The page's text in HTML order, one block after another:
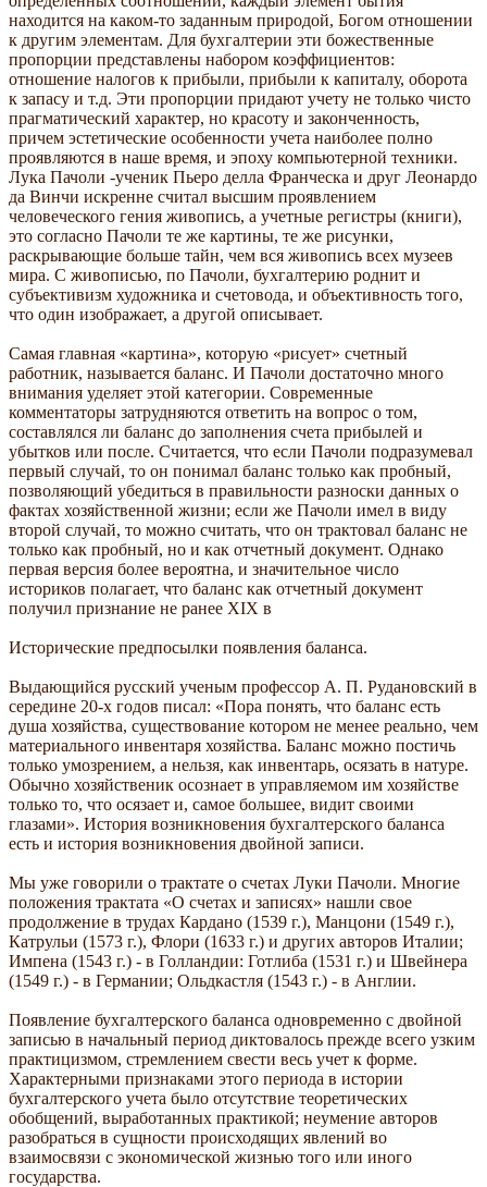
находится на каком-то заданным природой, Богом отношении
к другим элементам. Для бухгалтерии эти божественные
пропорции представлены набором коэффициентов:
отношение налогов к прибыли, прибыли к капиталу, оборота
к запасу и т.д. Эти пропорции придают учету не только чисто
прагматический характер, но красоту и законченность,
причем эстетические особенности учета наиболее полно
проявляются в наше время, и эпоху компьютерной техники.
Лука Пачоли -ученик Пьеро делла Франческа и друг Леонардо
да Винчи искренне считал высшим проявлением
человеческого гения живопись, а учетные регистры (книги),
это согласно Пачоли те же картины, те же рисунки,
раскрывающие больше тайн, чем вся живопись всех музеев
мира. С живописью, по Пачоли, бухгалтерию роднит и
субъективизм художника и счетовода, и объективность того,
что один изображает, а другой описывает.
Самая главная «картина», которую «рисует» счетный
работник, называется баланс. И Пачоли достаточно много
внимания уделяет этой категории. Современные
комментаторы затрудняются ответить на вопрос о том,
составлялся ли баланс до заполнения счета прибылей и
убытков или после. Считается, что если Пачоли подразумевал
первый случай, то он понимал баланс только как пробный,
позволяющий убедиться в правильности разноски данных о
фактах хозяйственной жизни; если же Пачоли имел в виду
второй случай, то можно считать, что он трактовал баланс не
только как пробный, но и как отчетный документ. Однако
первая версия более вероятна, и значительное число
историков полагает, что баланс как отчетный документ
получил признание не ранее XIX в
Исторические предпосылки появления баланса.
Выдающийся русский ученым профессор А. П. Рудановский в
середине 20-х годов писал: «Пора понять, что баланс есть
душа хозяйства, существование котором не менее реально, чем
материального инвентаря хозяйства. Баланс можно постичь
только умозрением, а нельзя, как инвентарь, осязать в натуре.
Обычно хозяйственик осознает в управляемом им хозяйстве
только то, что осязает и, самое большее, видит своими
глазами». История возникновения бухгалтерского баланса
есть и история возникновения двойной записи.
Мы уже говорили о трактате о счетах Луки Пачоли. Многие
положения трактата «О счетах и записях» нашли свое
продолжение в трудах Кардано (1539 г.), Манцони (1549 г.),
Катрульи (1573 г.), Флори (1633 г.) и других авторов Италии;
Импена (1543 г.) - в Голландии: Готлиба (1531 г.) и Швейнера
(1549 г.) - в Германии; Ольдкастля (1543 г.) - в Англии.
Появление бухгалтерского баланса одновременно с двойной
записью в начальный период диктовалось прежде всего узким
практицизмом, стремлением свести весь учет к форме.
Характерными признаками этого периода в истории
бухгалтерского учета было отсутствие теоретических
обобщений, выработанных практикой; неумение авторов
разобраться в сущности происходящих явлений во
взаимосвязи с экономической жизнью того или иного
государства.